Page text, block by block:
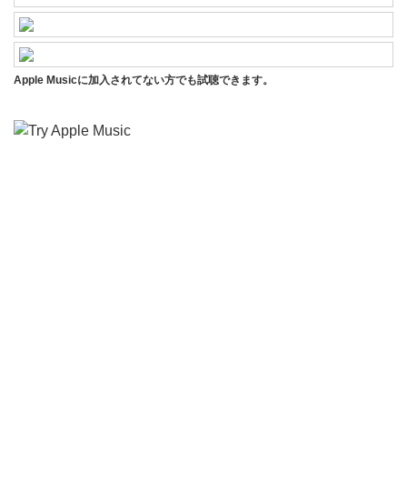
Apple Musicに加入されてない方でも試聴できます。